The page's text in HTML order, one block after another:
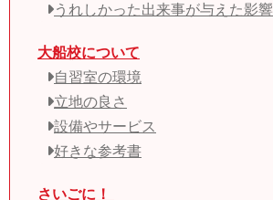
うれしかった出来事が与えた影響
大船校について
自習室の環境
立地の良さ
設備やサービス
好きな参考書
さいごに！